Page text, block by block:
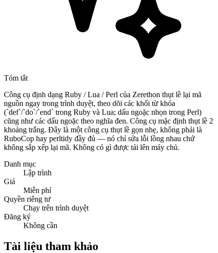
Tóm tắt
Công cụ định dạng Ruby / Lua / Perl của Zerethon thụt lề lại mã
nguồn ngay trong trình duyệt, theo dõi các khối từ khóa
(`def`/`do`/`end` trong Ruby và Lua; dấu ngoặc nhọn trong Perl)
cũng như các dấu ngoặc theo nghĩa đen. Công cụ mặc định thụt lề 2
khoảng trắng. Đây là một công cụ thụt lề gọn nhẹ, không phải là
RuboCop hay perltidy đầy đủ — nó chỉ sửa lỗi lồng nhau chứ
không sắp xếp lại mã. Không có gì được tải lên máy chủ.
Danh mục
Lập trình
Giá
Miễn phí
Quyền riêng tư
Chạy trên trình duyệt
Đăng ký
Không cần
Tài liệu tham khảo